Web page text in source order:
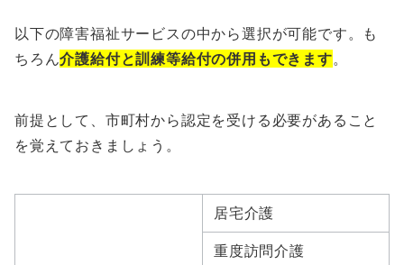
以下の障害福祉サービスの中から選択が可能です。も
ちろん介護給付と訓練等給付の併用もできます。
前提として、市町村から認定を受ける必要があること
を覚えておきましょう。
居宅介護
重度訪問介護